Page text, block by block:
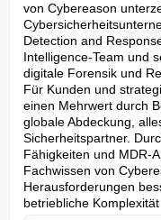
von Cybereason
Detection and
Intelligence-Team und
digitale Forensik und
Für Kunden und
einen Mehrwert durch
globale Abdeckung,
Sicherheitspartner.
Fähigkeiten und MDR-
Fachwissen von
Herausforderungen
betriebliche Komplexität